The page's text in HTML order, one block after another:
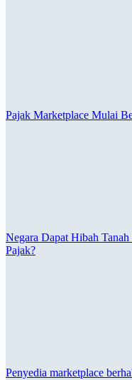
Pajak Marketplace Mulai
Negara Dapat Hibah
Pajak?
Penyedia marketplace